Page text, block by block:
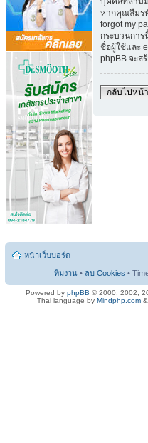
หากคุณลืมร
forgot my
กระบวนกา
ชื่อผู้ใช้และ
phpBB จะส
กลับไปหน้
หน้าเว็บบอร์ด
ทีมงาน • ลบ Cookies •
Powered by phpBB © 2000, 2002,
Thai language by Mindphp.com